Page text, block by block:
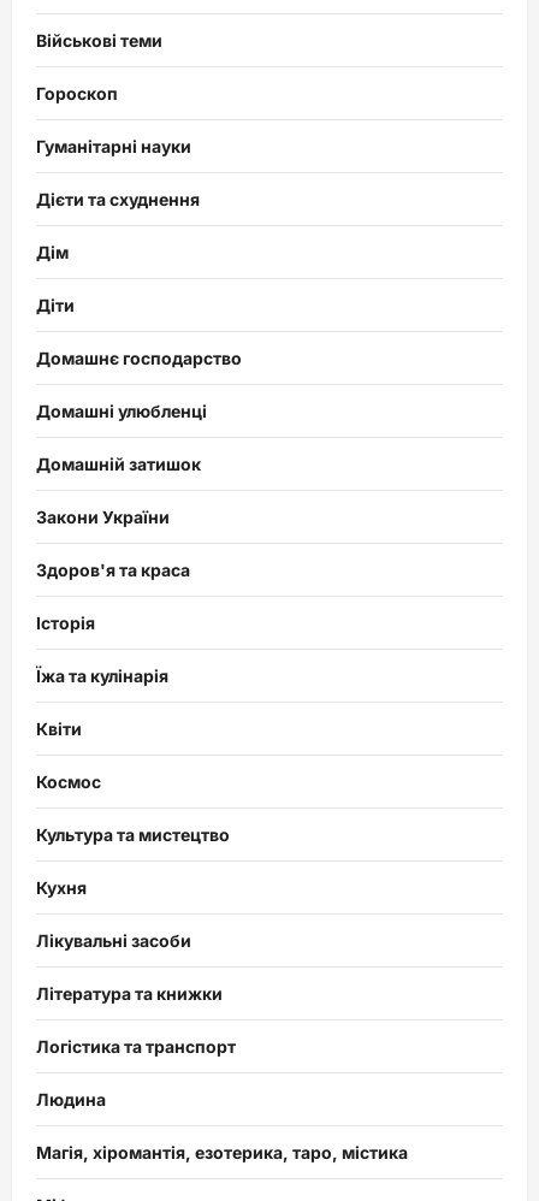
Військові теми
Гороскоп
Гуманітарні науки
Дієти та схуднення
Дім
Діти
Домашнє господарство
Домашні улюбленці
Домашній затишок
Закони України
Здоров'я та краса
Історія
Їжа та кулінарія
Квіти
Космос
Культура та мистецтво
Кухня
Лікувальні засоби
Література та книжки
Логістика та транспорт
Людина
Магія, хіромантія, езотерика, таро, містика